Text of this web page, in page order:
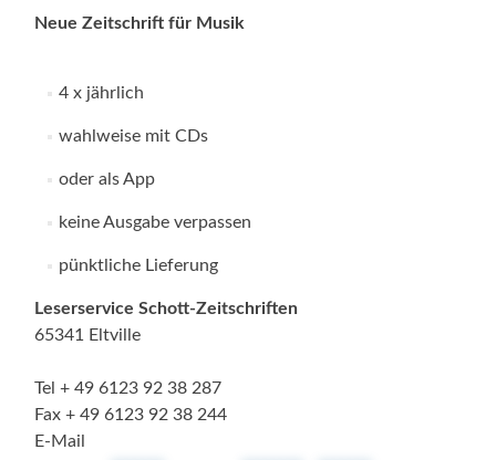
Neue Zeitschrift für Musik
4 x jährlich
wahlweise mit CDs
oder als App
keine Ausgabe verpassen
pünktliche Lieferung
Leserservice Schott-Zeitschriften
65341 Eltville
Tel + 49 6123 92 38 287
Fax + 49 6123 92 38 244
E-Mail